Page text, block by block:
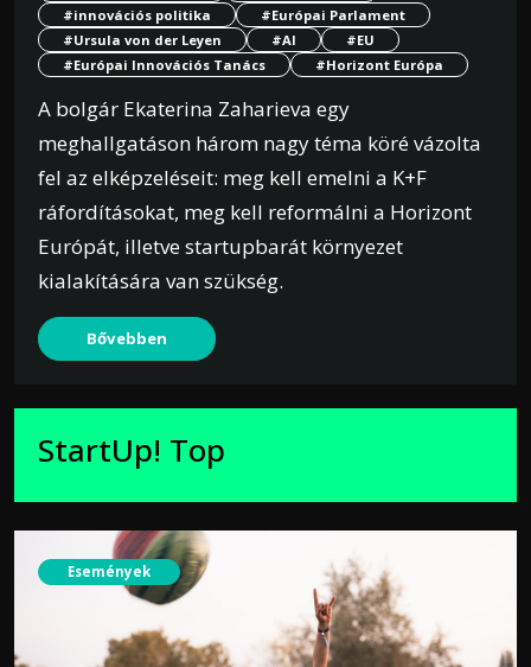
#innovációs politika
#Európai Parlament
#Ursula von der Leyen
#AI
#EU
#Európai Innovációs Tanács
#Horizont Európa
A bolgár Ekaterina Zaharieva egy
meghallgatáson három nagy téma köré vázolta
fel az elképzeléseit: meg kell emelni a K+F
ráfordításokat, meg kell reformálni a Horizont
Európát, illetve startupbarát környezet
kialakítására van szükség.
Bővebben
StartUp! Top
Események